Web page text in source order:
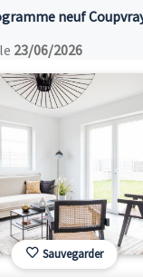
neuf
23/06/2026
Sauvegarder